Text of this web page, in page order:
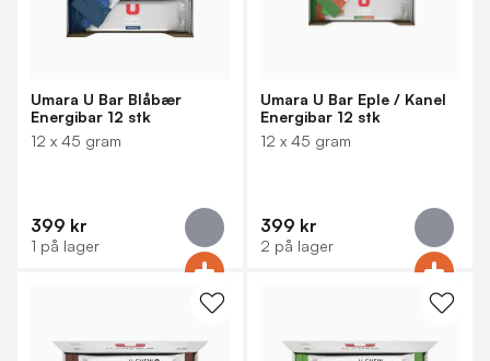
Umara U Bar Blåbær
Energibar 12 stk
12 x 45 gram
399 kr
1 på lager
Umara U Bar Eple / Kanel
Energibar 12 stk
12 x 45 gram
399 kr
2 på lager